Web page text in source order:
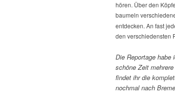
hören. Über den
baumeln
entdecken. An fast
den verschiedensten
Die Reportage
schöne Zeit
findet ihr die
nochmal nach